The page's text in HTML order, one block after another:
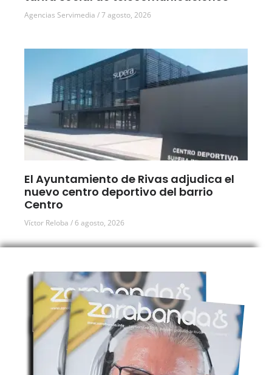
Agencias Servimedia 7 agosto, 2026
El Ayuntamiento de Rivas adjudica el
nuevo centro deportivo del barrio
Centro
Víctor Reloba 6 agosto, 2026